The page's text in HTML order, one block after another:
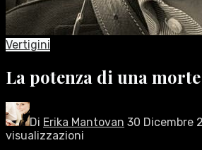
Vertigini
La potenza di una morte
Di Erika Mantovan 30 Dicembre
visualizzazioni